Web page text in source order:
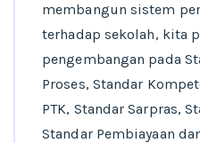
membangun sistem
terhadap sekolah, kita
pengembangan pada
Proses, Standar
PTK, Standar Sarpras,
Standar Pembiayaan